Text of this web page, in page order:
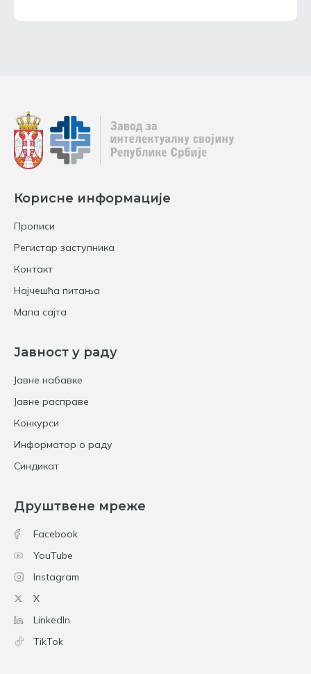
Корисне информације
Прописи
Регистар заступника
Контакт
Најчешћа питања
Мапа сајта
Јавност у раду
Јавне набавке
Јавне расправе
Конкурси
Информатор о раду
Синдикат
Друштвене мреже
Facebook
YouTube
Instagram
X
LinkedIn
TikTok